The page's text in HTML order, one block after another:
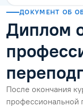
ДОКУМЕНТ ОБ
Диплом
После окончания
профессиональной